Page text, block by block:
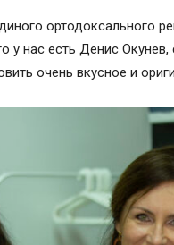
ортодоксального
у нас есть Денис
очень вкусное и